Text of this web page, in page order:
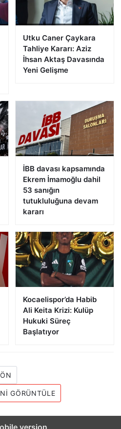
Utku Caner Çaykara
Tahliye Kararı: Aziz
İhsan Aktaş Davasında
Yeni Gelişme
İBB davası kapsamında
Ekrem İmamoğlu dahil
53 sanığın
tutukluluğuna devam
kararı
Kocaelispor’da Habib
Ali Keita Krizi: Kulüp
Hukuki Süreç
Başlatıyor
GÖRÜNTÜLE
version